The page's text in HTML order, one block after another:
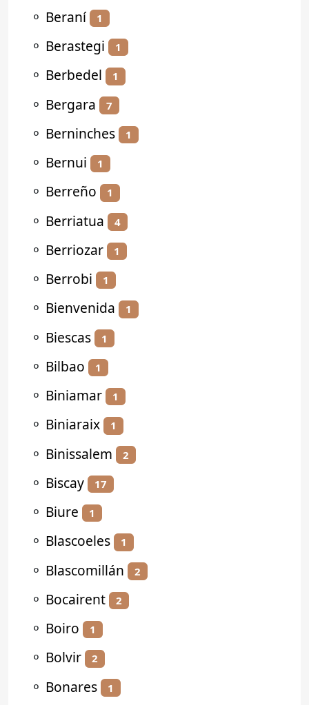
⚬ Beraní 1
⚬ Berastegi 1
⚬ Berbedel 1
⚬ Bergara 7
⚬ Berninches 1
⚬ Bernui 1
⚬ Berreño 1
⚬ Berriatua 4
⚬ Berriozar 1
⚬ Berrobi 1
⚬ Bienvenida 1
⚬ Biescas 1
⚬ Bilbao 1
⚬ Biniamar 1
⚬ Biniaraix 1
⚬ Binissalem 2
⚬ Biscay 17
⚬ Biure 1
⚬ Blascoeles 1
⚬ Blascomillán 2
⚬ Bocairent 2
⚬ Boiro 1
⚬ Bolvir 2
⚬ Bonares 1